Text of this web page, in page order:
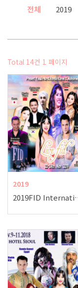
전체 2019
Total 14건 1 페이지
2019
2019FID